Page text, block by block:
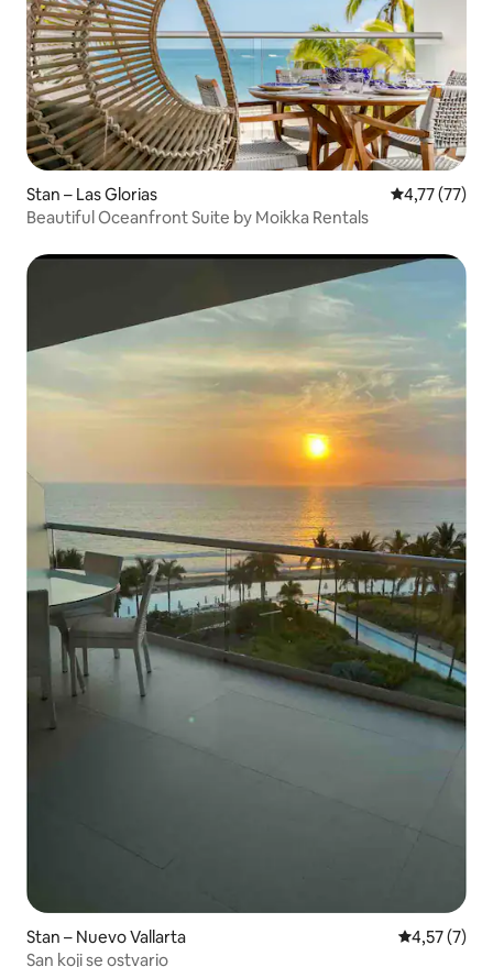
Stan – Las Glorias Prosječna
4,77 (77)
Beautiful Oceanfront Suite by Moikka Rentals
Stan – Nuevo Vallarta Prosječna
4,57 (7)
San koji se ostvario